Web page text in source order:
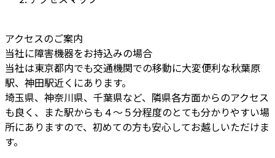
アクセスのご案内
当社に障害機器をお持込みの場合
当社は東京都内でも交通機関での移動に大変便利な秋葉原
駅、神田駅近くにあります。
埼玉県、神奈川県、千葉県など、隣県各方面からのアクセス
も良く、また駅からも４～５分程度のとても分かりやすい場
所にありますので、初めての方も安心してお越しいただけま
す。